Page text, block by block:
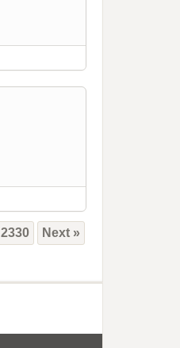
2330
Next »